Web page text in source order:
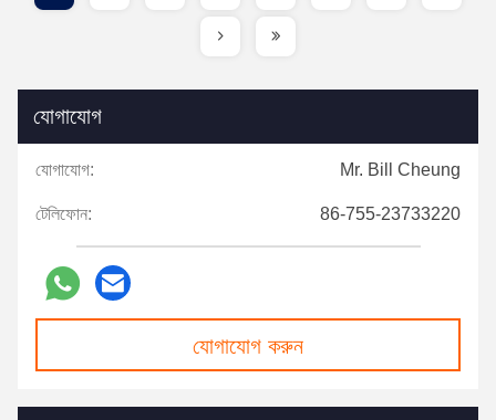
যোগাযোগ
যোগাযোগ: Mr. Bill Cheung
টেলিফোন: 86-755-23733220
যোগাযোগ করুন